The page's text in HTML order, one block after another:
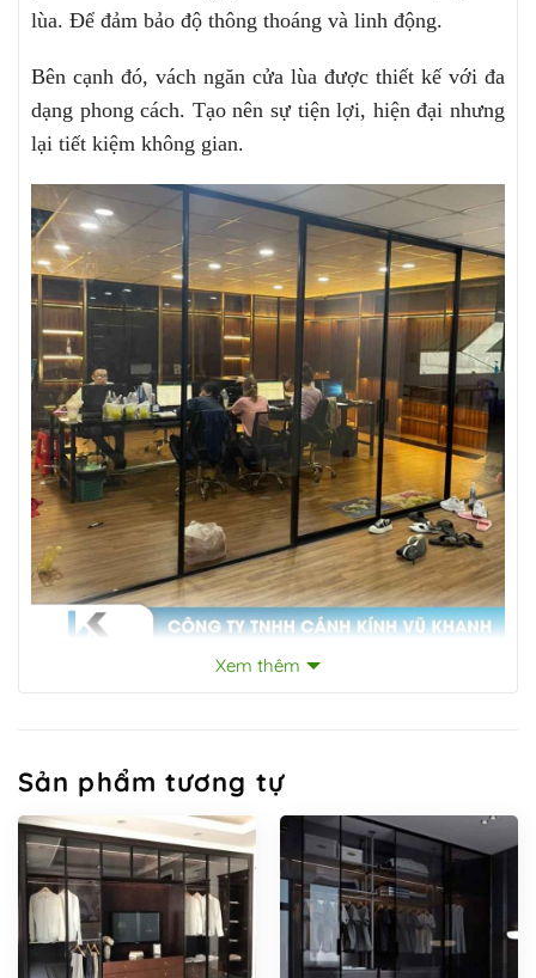
lùa. Để đảm bảo độ thông thoáng và linh động.
Bên cạnh đó, vách ngăn cửa lùa được thiết kế với đa
dạng phong cách. Tạo nên sự tiện lợi, hiện đại nhưng
lại tiết kiệm không gian.
Xem thêm
Sản phẩm tương tự